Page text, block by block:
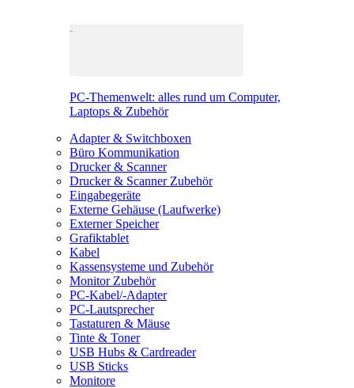
PC-Themenwelt: alles rund um Computer,
Laptops & Zubehör
Adapter & Switchboxen
Büro Kommunikation
Drucker & Scanner
Drucker & Scanner Zubehör
Eingabegeräte
Externe Gehäuse (Laufwerke)
Externer Speicher
Grafiktablet
Kabel
Kassensysteme und Zubehör
Monitor Zubehör
PC-Kabel/-Adapter
PC-Lautsprecher
Tastaturen & Mäuse
Tinte & Toner
USB Hubs & Cardreader
USB Sticks
Monitore